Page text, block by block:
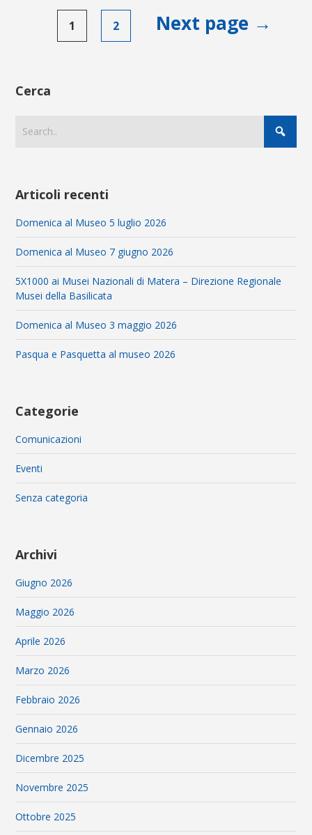
Paginazione
degli
1 2 Next page →
Cerca
Articoli recenti
Domenica al Museo 5 luglio 2026
Domenica al Museo 7 giugno 2026
5X1000 ai Musei Nazionali di Matera – Direzione Regionale
Musei della Basilicata
Domenica al Museo 3 maggio 2026
Pasqua e Pasquetta al museo 2026
Categorie
Comunicazioni
Eventi
Senza categoria
Archivi
Giugno 2026
Maggio 2026
Aprile 2026
Marzo 2026
Febbraio 2026
Gennaio 2026
Dicembre 2025
Novembre 2025
Ottobre 2025